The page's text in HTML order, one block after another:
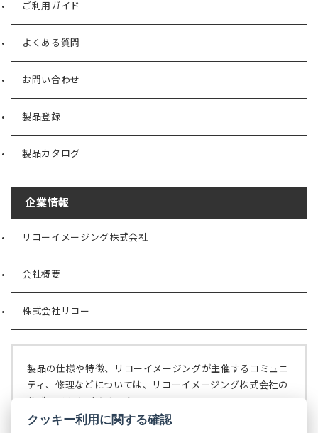
ご利用ガイド
よくある質問
お問い合わせ
製品登録
製品カタログ
企業情報
リコーイメージング株式会社
（新
タ
ブ
で
開
く）
会社概要
（新
タ
ブ
で
く）
株式会社リコー
（新
ブ
で
開
製品の仕様や特徴、リコーイメージングが主催するコミュニ
ティ、修理などについては、リコーイメージング株式会社の
公式サイトをご覧ください。
リコーイメージング株式会社の公式サイト
（新
クッキー利用に関する確認